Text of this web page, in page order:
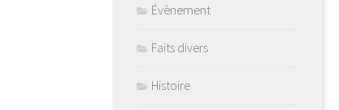
Évènement
Faits divers
Histoire